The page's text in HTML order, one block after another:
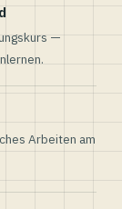
—
Arbeiten am